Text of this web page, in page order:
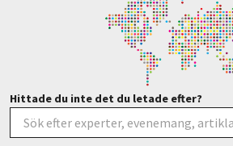
Hittade du inte det du letade efter?